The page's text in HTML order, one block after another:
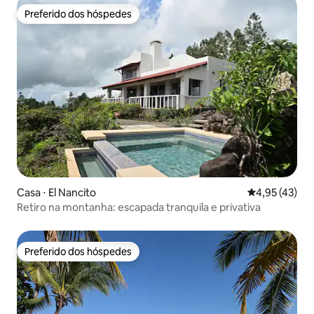
Preferido dos hóspedes
Preferido dos hóspedes
Casa ⋅ El Nancito 4,95 de uma
4,95 (43)
Retiro na montanha: escapada tranquila e privativa
Preferido dos hóspedes
Preferido dos hóspedes